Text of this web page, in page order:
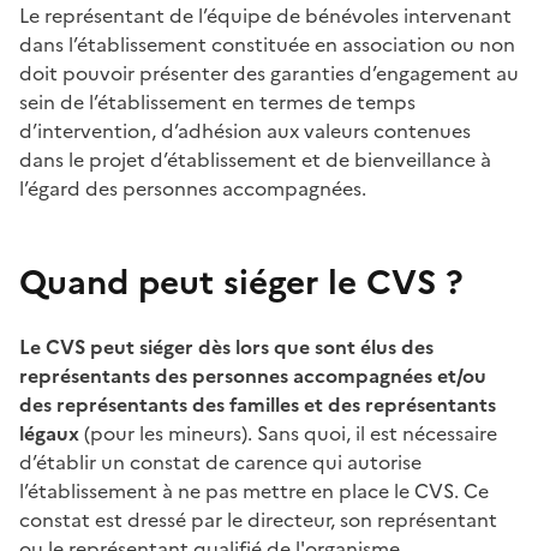
Le représentant de l’équipe de bénévoles intervenant
dans l’établissement constituée en association ou non
doit pouvoir présenter des garanties d’engagement au
sein de l’établissement en termes de temps
d’intervention, d’adhésion aux valeurs contenues
dans le projet d’établissement et de bienveillance à
l’égard des personnes accompagnées.
Quand peut siéger le CVS ?
Le CVS peut siéger dès lors que sont élus des
représentants des personnes accompagnées et/ou
des représentants des familles et des représentants
légaux(pour les mineurs). Sans quoi, il est nécessaire
d’établir un constat de carence qui autorise
l’établissement à ne pas mettre en place le CVS. Ce
constat est dressé par le directeur, son représentant